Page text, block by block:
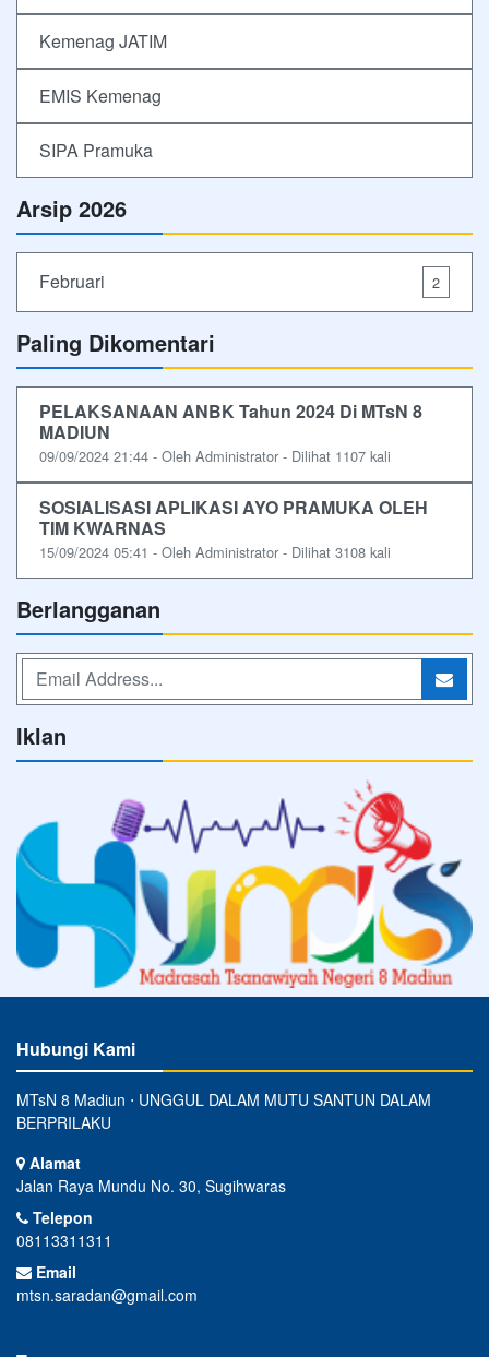
Kemenag JATIM
EMIS Kemenag
SIPA Pramuka
Arsip 2026
Februari 2
Paling Dikomentari
PELAKSANAAN ANBK Tahun 2024 Di MTsN 8
MADIUN
09/09/2024 21:44 - Oleh Administrator - Dilihat 1107 kali
SOSIALISASI APLIKASI AYO PRAMUKA OLEH
TIM KWARNAS
15/09/2024 05:41 - Oleh Administrator - Dilihat 3108 kali
Berlangganan
Iklan
Hubungi Kami
MTsN 8 Madiun ⋅ UNGGUL DALAM MUTU SANTUN DALAM
BERPRILAKU
Alamat
Jalan Raya Mundu No. 30, Sugihwaras
Telepon
08113311311
Email
mtsn.saradan@gmail.com